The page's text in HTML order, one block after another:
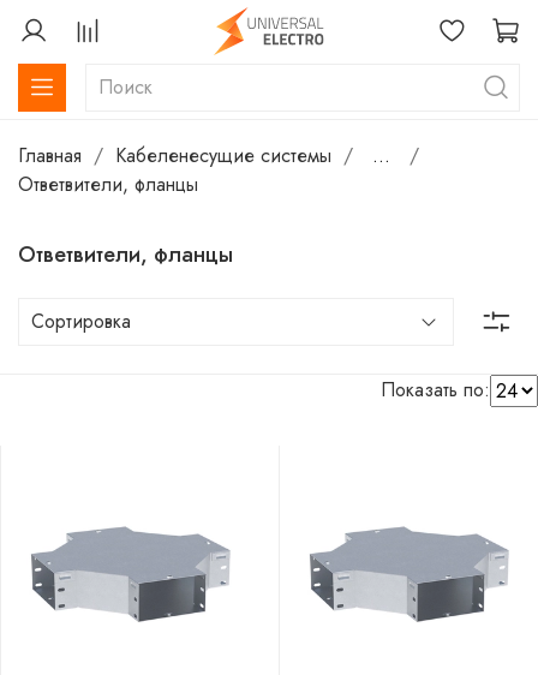
Главная Кабеленесущие системы
...
Ответвители, фланцы
Ответвители, фланцы
Показать по: